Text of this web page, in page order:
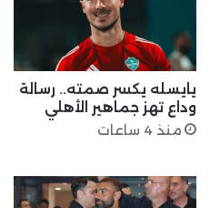
يايسله يكسر صمته.. رسالة
وداع تهز جماهير الأهلي
منذ 4 ساعات